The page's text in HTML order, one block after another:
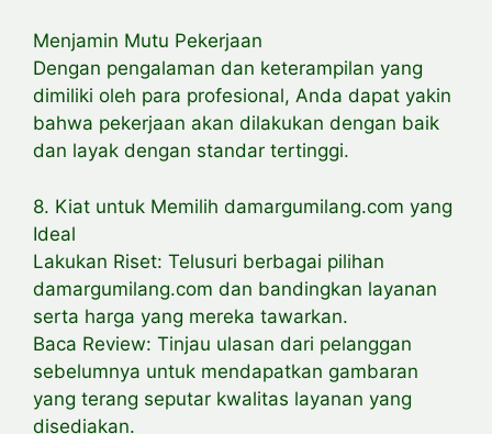
Menjamin Mutu Pekerjaan
Dengan pengalaman dan keterampilan yang
dimiliki oleh para profesional, Anda dapat yakin
bahwa pekerjaan akan dilakukan dengan baik
dan layak dengan standar tertinggi.
8. Kiat untuk Memilih damargumilang.com yang
Ideal
Lakukan Riset: Telusuri berbagai pilihan
damargumilang.com dan bandingkan layanan
serta harga yang mereka tawarkan.
Baca Review: Tinjau ulasan dari pelanggan
sebelumnya untuk mendapatkan gambaran
yang terang seputar kwalitas layanan yang
disediakan.